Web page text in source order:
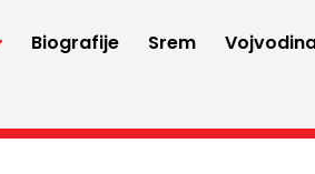
Biografije Srem